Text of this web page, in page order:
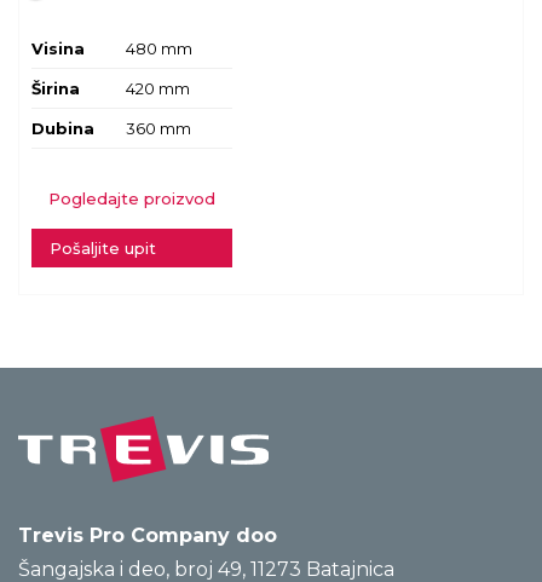
Visina 480 mm
Širina 420 mm
Dubina 360 mm
Pogledajte proizvod
Pošaljite upit
Trevis Pro Company doo
Šangajska i deo, broj 49, 11273 Batajnica